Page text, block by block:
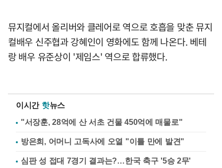
뮤지컬에서 올리버와 클레어로 역으로 호흡을 맞춘 뮤지
컬배우 신주협과 강혜인이 영화에도 함께 나온다. 베테
랑 배우 유준상이 '제임스' 역으로 합류했다.
이시간 핫뉴스
"서장훈, 28억에 산 서초 건물 450억에 매물로"
방은희, 어머니 고독사에 오열 "이틀 만에 발견"
심판 성 접대 7경기 결과는?…한국 축구 '5승 2무'